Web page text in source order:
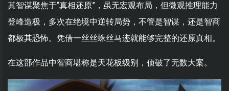
其智谋聚焦于“真相还原”，虽无宏观布局，但微观推理能力
登峰造极，多次在绝境中逆转局势，不管是智谋，还是智商
都极其恐怖。凭借一丝丝蛛丝马迹就能够完整的还原真相。
在这部作品中智商堪称是天花板级别，侦破了无数大案。